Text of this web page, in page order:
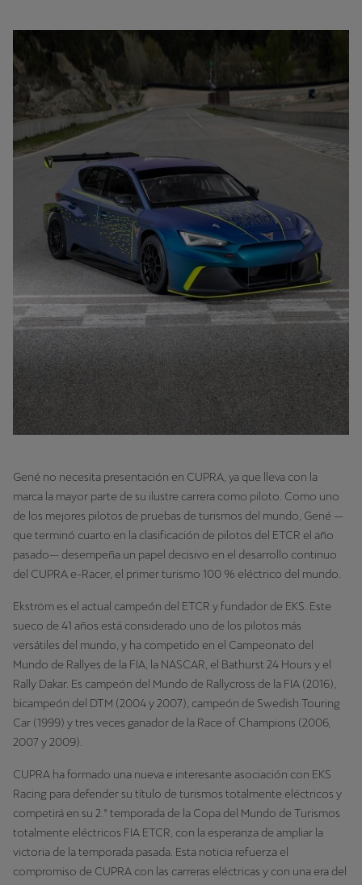
Gené no necesita presentación en CUPRA, ya que lleva con la
marca la mayor parte de su ilustre carrera como piloto. Como uno
de los mejores pilotos de pruebas de turismos del mundo, Gené —
que terminó cuarto en la clasificación de pilotos del ETCR el año
pasado— desempeña un papel decisivo en el desarrollo continuo
del CUPRA e-Racer, el primer turismo 100 % eléctrico del mundo.
Ekström es el actual campeón del ETCR y fundador de EKS. Este
sueco de 41 años está considerado uno de los pilotos más
versátiles del mundo, y ha competido en el Campeonato del
Mundo de Rallyes de la FIA, la NASCAR, el Bathurst 24 Hours y el
Rally Dakar. Es campeón del Mundo de Rallycross de la FIA (2016),
bicampeón del DTM (2004 y 2007), campeón de Swedish Touring
Car (1999) y tres veces ganador de la Race of Champions (2006,
2007 y 2009).
CUPRA ha formado una nueva e interesante asociación con EKS
Racing para defender su título de turismos totalmente eléctricos y
competirá en su 2.ª temporada de la Copa del Mundo de Turismos
totalmente eléctricos FIA ETCR, con la esperanza de ampliar la
victoria de la temporada pasada. Esta noticia refuerza el
compromiso de CUPRA con las carreras eléctricas y con una era del